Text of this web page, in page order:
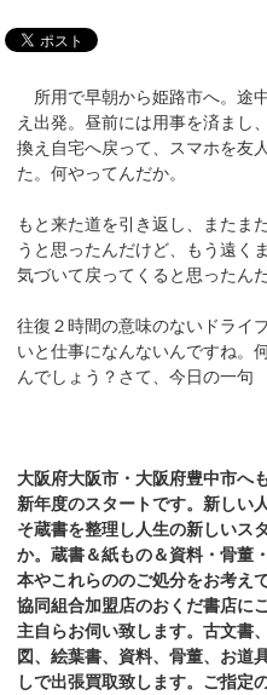
所用で早朝から姫路市へ。途
え出発。昼前には用事を済まし
換え自宅へ戻って、スマホを友
た。何やってんだか。
もと来た道を引き返し、またま
うと思ったんだけど、もう遠く
気づいて戻ってくると思ったん
往復２時間の意味のないドライ
いと仕事になんないんですね。
んでしょう？さて、今日の一句
川風も はん
大阪府大阪市・大阪府豊中市へ
新年度のスタートです。新しい
そ蔵書を整理し人生の新しいス
か。蔵書＆紙もの＆資料・骨董
本やこれらののご処分をお考え
協同組合加盟店のおくだ書店に
主自らお伺い致します。古文書
図、絵葉書、資料、骨董、お道
しで出張買取致します。ご指定